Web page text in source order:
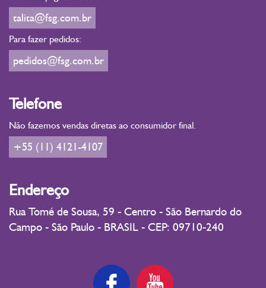
talita@fsg.com.br
Para fazer pedidos:
pedidos@fsg.com.br
Telefone
Não fazemos vendas diretas ao consumidor final.
+55 (11) 4121-4107
Endereço
Rua Tomé de Sousa, 59 - Centro - São Bernardo do
Campo - São Paulo - BRASIL - CEP: 09710-240